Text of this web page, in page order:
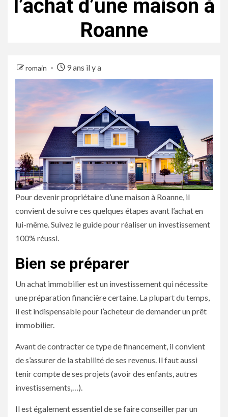
l’achat d’une maison à
Roanne
romain 9 ans il y a
Pour devenir propriétaire d’une maison à Roanne, il
convient de suivre ces quelques étapes avant l’achat en
lui-même. Suivez le guide pour réaliser un investissement
100% réussi.
Bien se préparer
Un achat immobilier est un investissement qui nécessite
une préparation financière certaine. La plupart du temps,
il est indispensable pour l’acheteur de demander un prêt
immobilier.
Avant de contracter ce type de financement, il convient
de s’assurer de la stabilité de ses revenus. Il faut aussi
tenir compte de ses projets (avoir des enfants, autres
investissements,…).
Il est également essentiel de se faire conseiller par un